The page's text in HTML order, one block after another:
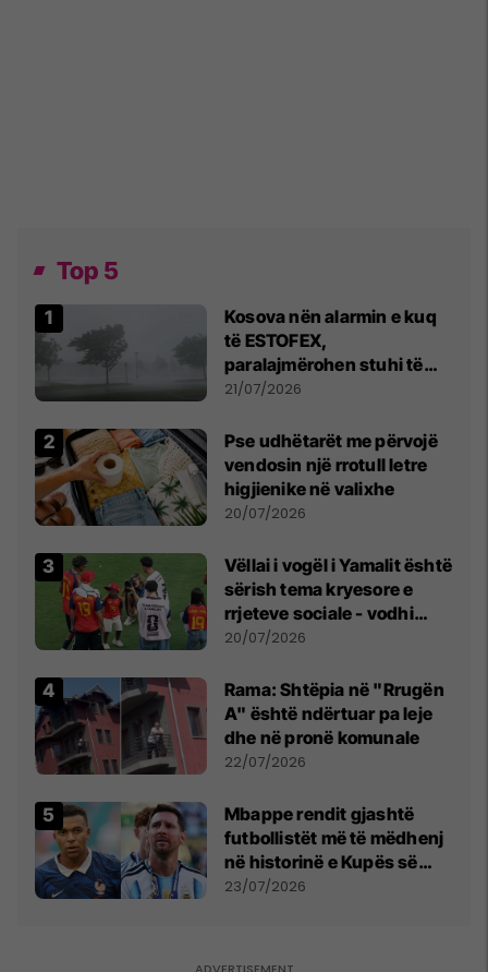
Top 5
Kosova nën alarmin e kuq
të ESTOFEX,
paralajmërohen stuhi të
fuqishme me breshër dhe
21/07/2026
Pse udhëtarët me përvojë
vendosin një rrotull letre
higjienike në valixhe
20/07/2026
Vëllai i vogël i Yamalit është
sërish tema kryesore e
rrjeteve sociale - vodhi
vëmendjen pas finales së
20/07/2026
Rama: Shtëpia në "Rrugën
A" është ndërtuar pa leje
dhe në pronë komunale
22/07/2026
Mbappe rendit gjashtë
futbollistët më të mëdhenj
në historinë e Kupës së
Botës, Messi mbetet i dyti
23/07/2026